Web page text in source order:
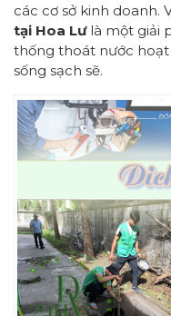
các cơ sở kinh doanh.
tại Hoa Lưlà một giải
thống thoát nước
sống sạch sẽ.